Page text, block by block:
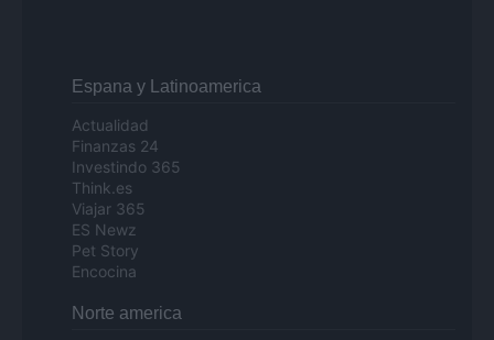
Espana y Latinoamerica
Actualidad
Finanzas 24
Investindo 365
Think.es
Viajar 365
ES Newz
Pet Story
Encocina
Norte america